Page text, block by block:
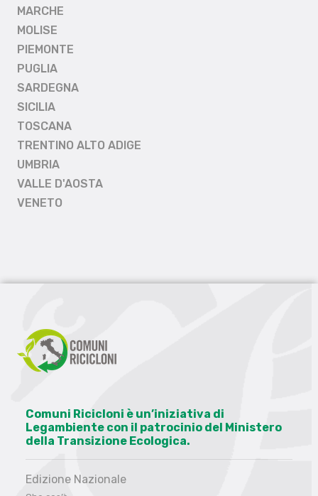
MARCHE
MOLISE
PIEMONTE
PUGLIA
SARDEGNA
SICILIA
TOSCANA
TRENTINO ALTO ADIGE
UMBRIA
VALLE D'AOSTA
VENETO
Comuni Ricicloni è un’iniziativa di
Legambiente con il patrocinio del Ministero
della Transizione Ecologica.
Edizione Nazionale